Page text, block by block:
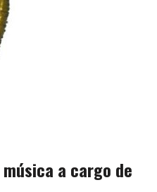
a cargo de